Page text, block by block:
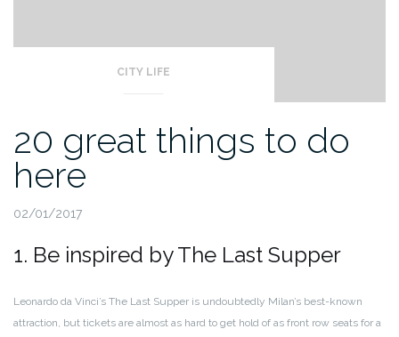
CITY LIFE
20 great things to do
here
02/01/2017
1. Be inspired by The Last Supper
Leonardo da Vinci’s The Last Supper is undoubtedly Milan’s best-known
attraction, but tickets are almost as hard to get hold of as front row seats for a